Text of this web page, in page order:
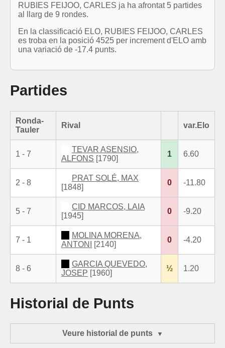
RUBIES FEIJOO, CARLES ja ha afrontat 5 partides
al llarg de 9 rondes.
En la classificació ELO, RUBIES FEIJOO, CARLES
es troba en la posició 4525 per increment d'ELO amb
una variació de -17.4 punts.
Partides
Ronda-
Tauler
Rival var.Elo
1 - 7
TEVAR ASENSIO,
ALFONS [1790]
1 6.60
2 - 8
PRAT SOLÉ, MAX
[1848]
0 -11.80
5 - 7
CID MARCOS, LAIA
[1945]
0 -9.20
7 - 1
MOLINA MORENA,
ANTONI
[2140]
0 -4.20
8 - 6
GARCIA QUEVEDO,
JOSEP [1960]
½ 1.20
Historial de Punts
Veure historial de punts